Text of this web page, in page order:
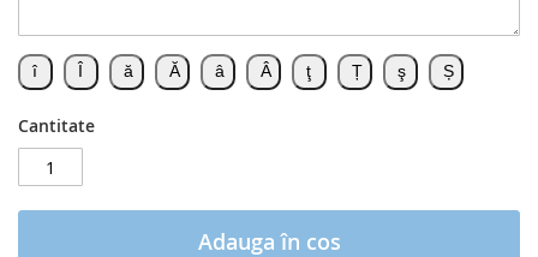
Cantitate
Adauga în cos